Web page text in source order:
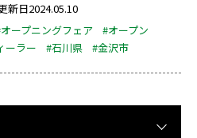
新日2024.05.10
ープニングフェア
#オープン
ーラー #石川県 #金沢市